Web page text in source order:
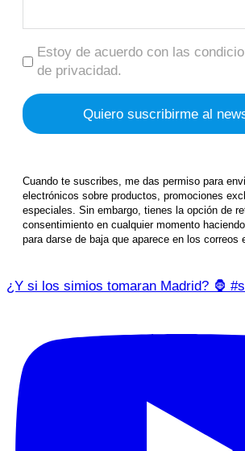
Estoy de acuerdo con las
de privacidad.
Cuando te suscribes, me das permiso para
electrónicos sobre productos, promociones
especiales. Sin embargo, tienes la opción de
consentimiento en cualquier momento
para darse de baja que aparece en los correos
¿Y si los simios tomaran Madrid? 🦍